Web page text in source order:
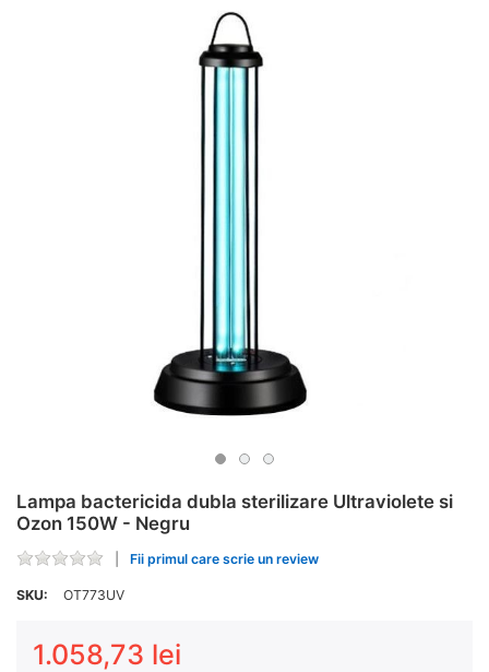
Lampa bactericida dubla sterilizare Ultraviolete si
Ozon 150W - Negru
Fii primul care scrie un review
SKU: OT773UV
1.058,73 lei